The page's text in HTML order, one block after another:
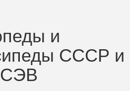
и
СССР и
СЭВ